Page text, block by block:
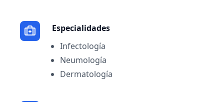
Especialidades
Infectología
Neumología
Dermatología